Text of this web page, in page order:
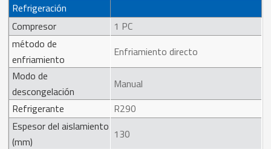
Refrigeración
Compresor
1 PC
método de
enfriamiento
Enfriamiento directo
Modo de
descongelación
Manual
Refrigerante
R290
Espesor del aislamiento
(mm)
130